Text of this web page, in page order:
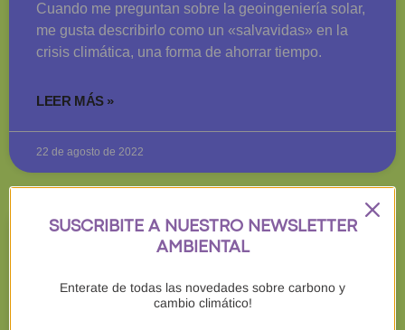
Cuando me preguntan sobre la geoingeniería solar,
me gusta describirlo como un «salvavidas» en la
crisis climática, una forma de ahorrar tiempo.
LEER MÁS »
22 de agosto de 2022
CAMBIO CLIMÁTICO
SUSCRIBITE A NUESTRO NEWSLETTER
AMBIENTAL
Enterate de todas las novedades sobre carbono y
cambio climático!